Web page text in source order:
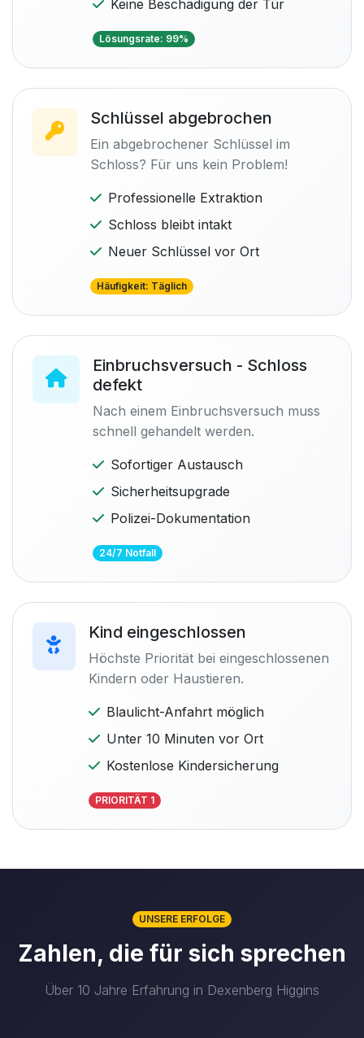
Keine Beschädigung der Tür
Lösungsrate: 99%
Schlüssel abgebrochen
Ein abgebrochener Schlüssel im
Schloss? Für uns kein Problem!
Professionelle Extraktion
Schloss bleibt intakt
Neuer Schlüssel vor Ort
Häufigkeit: Täglich
Einbruchsversuch - Schloss
defekt
Nach einem Einbruchsversuch muss
schnell gehandelt werden.
Sofortiger Austausch
Sicherheitsupgrade
Polizei-Dokumentation
24/7 Notfall
Kind eingeschlossen
Höchste Priorität bei eingeschlossenen
Kindern oder Haustieren.
Blaulicht-Anfahrt möglich
Unter 10 Minuten vor Ort
Kostenlose Kindersicherung
PRIORITÄT 1
UNSERE ERFOLGE
Zahlen, die für sich sprechen
Über 10 Jahre Erfahrung in Dexenberg Higgins